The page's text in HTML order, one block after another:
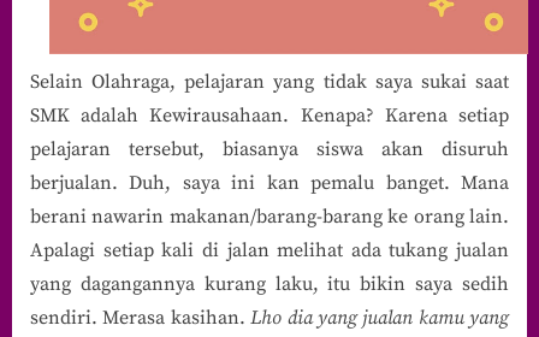
Selain Olahraga, pelajaran yang tidak saya sukai saat
SMK adalah Kewirausahaan. Kenapa? Karena setiap
pelajaran tersebut, biasanya siswa akan disuruh
berjualan. Duh, saya ini kan pemalu banget. Mana
berani nawarin makanan/barang-barang ke orang lain.
Apalagi setiap kali di jalan melihat ada tukang jualan
yang dagangannya kurang laku, itu bikin saya sedih
sendiri. Merasa kasihan.Lho dia yang jualan kamu yang